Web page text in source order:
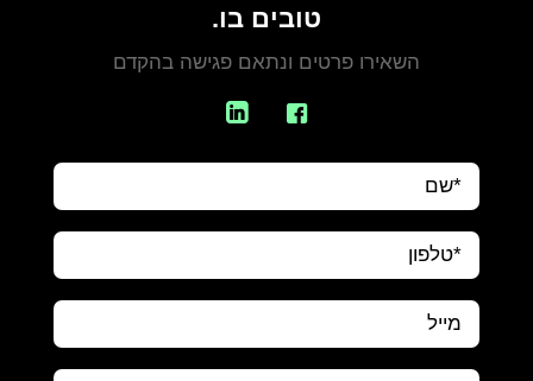
טובים בו.
השאירו פרטים ונתאם פגישה בהקדם